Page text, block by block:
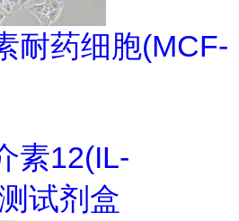
耐药细胞(MCF-
素12(IL-
试剂盒